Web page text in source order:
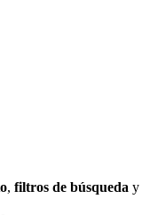
, filtros de búsqueda y